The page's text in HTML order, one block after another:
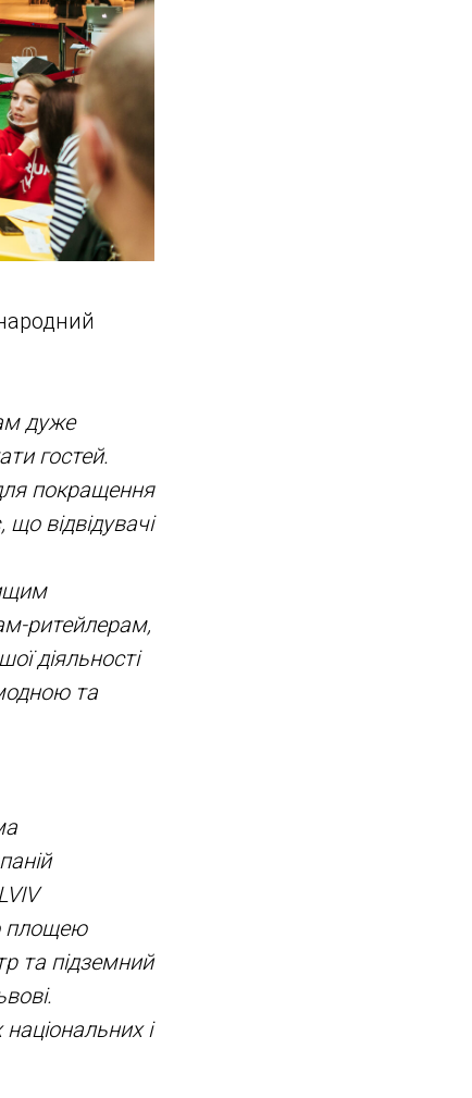
дуже
гостей.
покращення
відвідувачі
ритейлерам,
діяльності
та
площею
та підземний
і